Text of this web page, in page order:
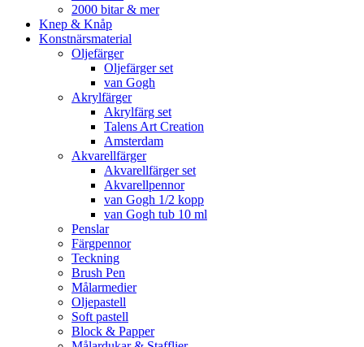
2000 bitar & mer
Knep & Knåp
Konstnärsmaterial
Oljefärger
Oljefärger set
van Gogh
Akrylfärger
Akrylfärg set
Talens Art Creation
Amsterdam
Akvarellfärger
Akvarellfärger set
Akvarellpennor
van Gogh 1/2 kopp
van Gogh tub 10 ml
Penslar
Färgpennor
Teckning
Brush Pen
Målarmedier
Oljepastell
Soft pastell
Block & Papper